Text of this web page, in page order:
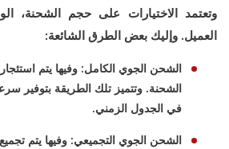
وتعتمد الاختيارات على حجم الشحنة،
العميل. وإليك بعض الطرق الشائعة:
الشحن الجوي الكامل: وفيها يتم
الشحنة. وتتميز تلك الطريقة بتوفير
في الجدول الزمني.
الشحن الجوي التجميعي: وفيها يتم